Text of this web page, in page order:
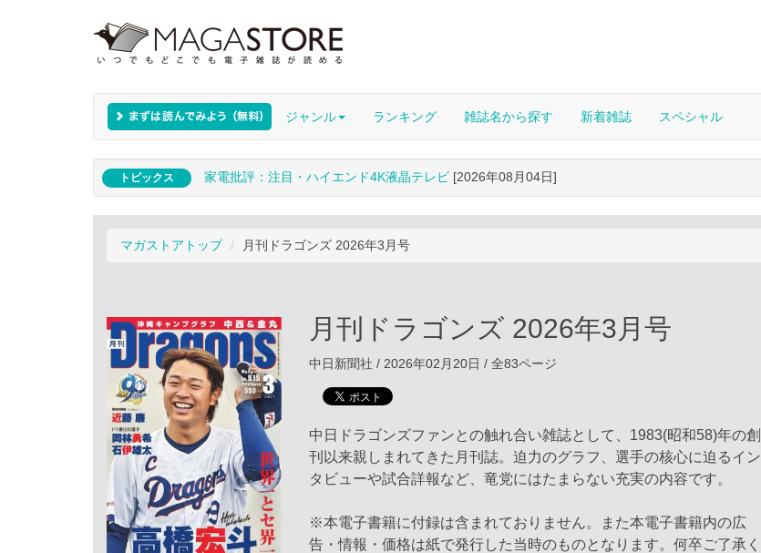
ジャンル ランキング 雑誌名から探す 新着雑誌 スペシャル
トピックス 家電批評：注目・ハイエンド4K液晶テレビ [2026年08月04日]
マガストアトップ 月刊ドラゴンズ 2026年3月号
月刊ドラゴンズ 2026年3月号
中日新聞社 / 2026年02月20日 / 全83ページ
中日ドラゴンズファンとの触れ合い雑誌として、1983(昭和58)年の創
刊以来親しまれてきた月刊誌。迫力のグラフ、選手の核心に迫るイン
タビューや試合詳報など、竜党にはたまらない充実の内容です。
※本電子書籍に付録は含まれておりません。また本電子書籍内の広
告・情報・価格は紙で発行した当時のものとなります。何卒ご了承く